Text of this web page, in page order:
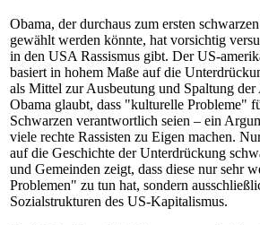
Obama, der durchaus zum ersten
gewählt werden könnte, hat vorsichtig
in den USA Rassismus gibt. Der US-
basiert in hohem Maße auf die
als Mittel zur Ausbeutung und Spaltung
Obama glaubt, dass "kulturelle Probleme"
Schwarzen verantwortlich seien – ein
viele rechte Rassisten zu Eigen machen.
auf die Geschichte der Unterdrückung
und Gemeinden zeigt, dass diese nur sehr
Problemen" zu tun hat, sondern
Sozialstrukturen des US-Kapitalismus.